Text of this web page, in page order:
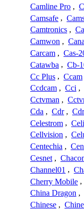
Camline Pro ,
Camsafe ,
Camtronics ,
Camwon ,
Carcam , Cas-
Catawba , Cb-
Cc Plus , Ccam
Ccdcam , Cci ,
Cctvman ,
Cda , Cdr ,
Celestrom ,
Cellvision ,
Centechia ,
Cesnet ,
Channel01 ,
Cherry Mobile ,
China Dragon ,
Chinese ,